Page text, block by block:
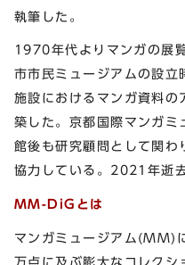
執筆した。
1970年代よりマンガの展
市市民ミュージアムの設立
施設におけるマンガ資料の
築した。京都国際マンガミ
館後も研究顧問として関わ
協力している。2021年逝去
MM-DiGとは
マンガミュージアム(MM)
万点に及ぶ膨大なコレクシ